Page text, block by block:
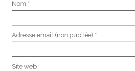
Nom * :
Adresse email (non publiée) * :
Site web :